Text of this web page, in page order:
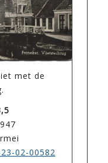
met de
02-00582